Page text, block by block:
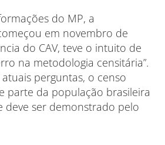
do MP, a
em novembro de
do CAV, teve o intuito de
na metodologia censitária”.
perguntas, o censo
parte da população brasileira
deve ser demonstrado pelo